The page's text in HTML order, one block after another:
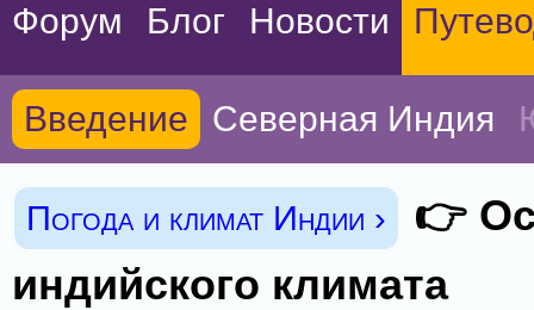
Форум Блог Новости
Введение Северная Индия
Погода и климат Индии ›
👉
индийского климата